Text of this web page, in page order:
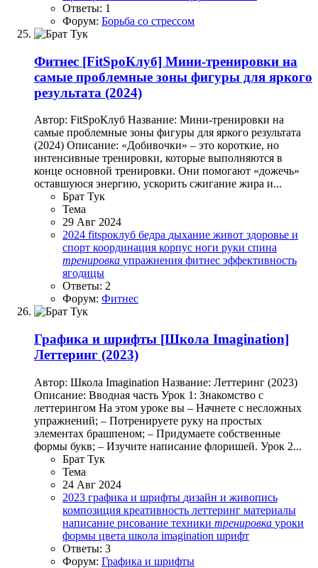
Ответы: 1
Форум: Борьба со стрессом
Фитнес [FitSpoКлуб] Мини-тренировки на
самые проблемные зоны фигуры для яркого
результата (2024)
Автор: FitSpoКлуб Название: Мини-тренировки на
самые проблемные зоны фигуры для яркого результата
(2024) Описание: «Добивочки» – это короткие, но
интенсивные тренировки, которые выполняются в
конце основной тренировки. Они помогают «дожечь»
оставшуюся энергию, ускорить сжигание жира и...
Брат Тук
Тема
29 Авг 2024
2024 fitspoклуб бедра дыхание живот здоровье и
спорт координация корпус ноги руки спина
тренировка упражнения фитнес эффективность
ягодицы
Ответы: 2
Форум: Фитнес
Графика и шрифты [Школа Imagination]
Леттеринг (2023)
Автор: Школа Imagination Название: Леттеринг (2023)
Описание: Вводная часть Урок 1: Знакомство с
леттерингом На этом уроке вы – Начнете с несложных
упражнений; – Потренируете руку на простых
элементах брашпеном; – Придумаете собственные
формы букв; – Изучите написание флоришей. Урок 2...
Брат Тук
Тема
24 Авг 2024
2023 графика и шрифты дизайн и живопись
композиция креативность леттеринг материалы
написание рисование техники тренировка уроки
формы цвета школа imagination шрифт
Ответы: 3
Форум: Графика и шрифты